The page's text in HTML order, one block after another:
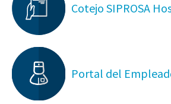
Cotejo SIPROSA
Portal del